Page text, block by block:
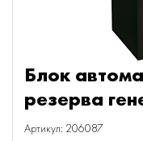
Блок
резерва
Артикул: 206087